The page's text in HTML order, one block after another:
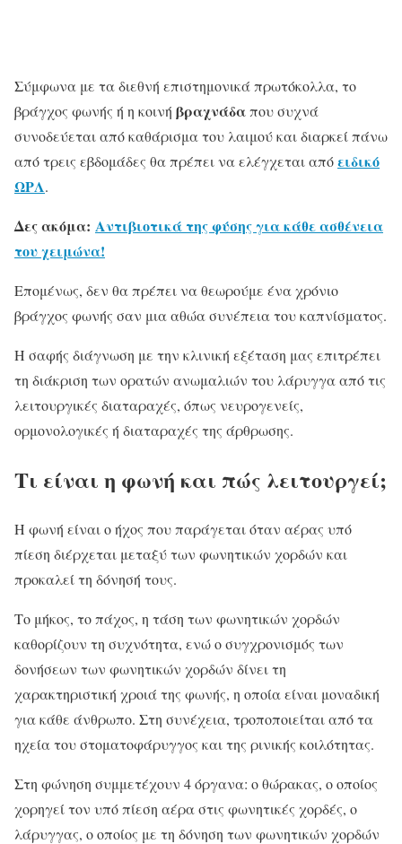
Σύμφωνα με τα διεθνή επιστημονικά πρωτόκολλα, το
βράγχος φωνής ή η κοινή βραχνάδαπου συχνά
συνοδεύεται από καθάρισμα του λαιμού και διαρκεί πάνω
από τρεις εβδομάδες θα πρέπει να ελέγχεται απόειδικό
ΩΡΛ.
Δες ακόμα: Αντιβιοτικά της φύσης για κάθε ασθένεια
του χειμώνα!
Επομένως, δεν θα πρέπει να θεωρούμε ένα χρόνιο
βράγχος φωνής σαν μια αθώα συνέπεια του καπνίσματος.
Η σαφής διάγνωση με την κλινική εξέταση μας επιτρέπει
τη διάκριση των ορατών ανωμαλιών του λάρυγγα από τις
λειτουργικές διαταραχές, όπως νευρογενείς,
ορμονολογικές ή διαταραχές της άρθρωσης.
Τι είναι η φωνή και πώς λειτουργεί;
Η φωνή είναι ο ήχος που παράγεται όταν αέρας υπό
πίεση διέρχεται μεταξύ των φωνητικών χορδών και
προκαλεί τη δόνησή τους.
Το μήκος, το πάχος, η τάση των φωνητικών χορδών
καθορίζουν τη συχνότητα, ενώ ο συγχρονισμός των
δονήσεων των φωνητικών χορδών δίνει τη
χαρακτηριστική χροιά της φωνής, η οποία είναι μοναδική
για κάθε άνθρωπο. Στη συνέχεια, τροποποιείται από τα
ηχεία του στοματοφάρυγγος και της ρινικής κοιλότητας.
Στη φώνηση συμμετέχουν 4 όργανα: ο θώρακας, ο οποίος
χορηγεί τον υπό πίεση αέρα στις φωνητικές χορδές, ο
λάρυγγας, ο οποίος με τη δόνηση των φωνητικών χορδών